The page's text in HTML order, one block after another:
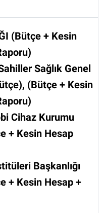
(Bütçe + Kesin
Sağlık Genel
(Bütçe + Kesin
Cihaz Kurumu
+ Kesin Hesap
Başkanlığı
+ Kesin Hesap +